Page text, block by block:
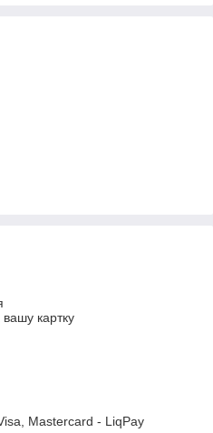
картку
Mastercard - LiqPay